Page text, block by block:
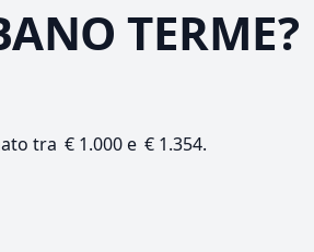
TERME?
tra € 1.000 e € 1.354.